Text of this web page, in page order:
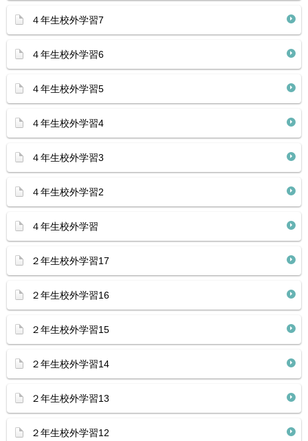
４年生校外学習7
４年生校外学習6
４年生校外学習5
４年生校外学習4
４年生校外学習3
４年生校外学習2
４年生校外学習
２年生校外学習17
２年生校外学習16
２年生校外学習15
２年生校外学習14
２年生校外学習13
２年生校外学習12